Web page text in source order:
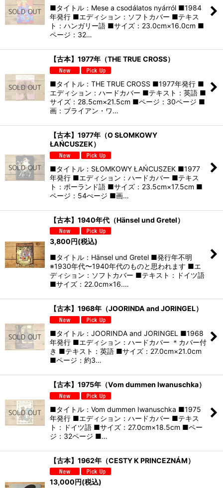
■タイトル：Mese a csodálatos nyárról ■1984
年発行 ■エディション：ソフトカバー ■テキス
ト：ハンガリー語 ■サイズ：23.0cm×16.0cm ■
ページ：32…
【古本】1977年（THE TRUE CROSS）
■タイトル：THE TRUE CROSS ■1977年発行 ■
エディション：ハードカバー ■テキスト：英語 ■
サイズ：28.5cm×21.5cm ■ページ：30ページ ■
画：ブライアン・ワ…
【古本】1977年（O SŁOMKOWY
ŁAŃCUSZEK）
■タイトル：SŁOMKOWY ŁAŃCUSZEK ■1977
年発行 ■エディション：ハードカバー ■テキス
ト：ポーランド語 ■サイズ：23.5cm×17.5cm ■
ページ：54ぺージ ■画…
【古本】1940年代（Hänsel und Gretel）
3,800円(税込)
■タイトル：Hänsel und Gretel ■発行年不明
※1930年代〜1940年代のものと思われます ■エ
ディション：ソフトカバー ■テキスト：ドイツ語
■サイズ：22.0cm×16.…
【古本】1968年（JOORINDA and JORINGEL）
■タイトル：JOORINDA and JORINGEL ■1968
年発行 ■エディション：ハードカバー ＊カバー付
き ■テキスト：英語 ■サイズ：27.0cm×21.0cm
■ページ：約3…
【古本】1975年（Vom dummen Iwanuschka）
■タイトル：Vom dummen Iwanuschka ■1975
年発行 ■エディション：ハードカバー ■テキス
ト：ドイツ語 ■サイズ：27.0cm×18.5cm ■ペー
ジ：32ページ ■…
【古本】1962年（CESTY K PRINCEZNÁM）
13,000円(税込)